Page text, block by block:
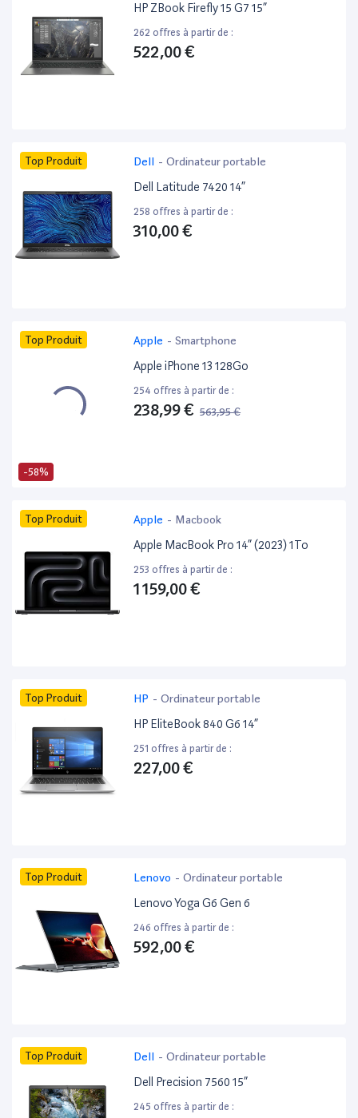
HP ZBook Firefly 15 G7 15”
262 offres à partir de :
522,00 €
Top Produit Dell - Ordinateur portable
Dell Latitude 7420 14”
258 offres à partir de :
310,00 €
-58%
Top Produit Apple - Smartphone
Apple iPhone 13 128Go
254 offres à partir de :
238,99 € 563,95 €
Top Produit Apple - Macbook
Apple MacBook Pro 14” (2023) 1To
253 offres à partir de :
1 159,00 €
Top Produit HP - Ordinateur portable
HP EliteBook 840 G6 14”
251 offres à partir de :
227,00 €
Top Produit Lenovo - Ordinateur portable
Lenovo Yoga G6 Gen 6
246 offres à partir de :
592,00 €
Top Produit Dell - Ordinateur portable
Dell Precision 7560 15”
245 offres à partir de :